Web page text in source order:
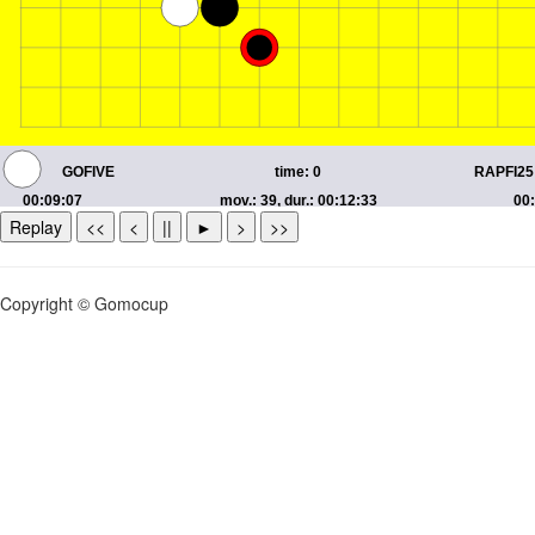
Replay << < || ► > >>
Copyright © Gomocup